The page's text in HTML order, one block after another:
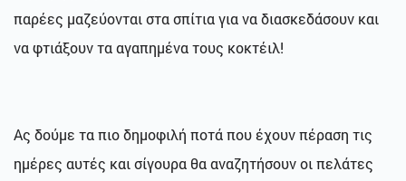
παρέες μαζεύονται στα σπίτια για να διασκεδάσουν και
να φτιάξουν τα αγαπημένα τους κοκτέιλ!
Ας δούμε τα πιο δημοφιλή ποτά που έχουν πέραση τις
ημέρες αυτές και σίγουρα θα αναζητήσουν οι πελάτες